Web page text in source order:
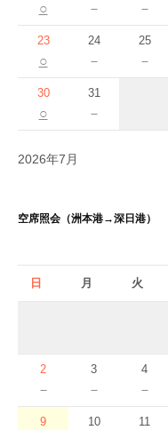
○ － －
23
○
24
－
25
－
30
○
31
－
2026年7月
空席照会（洲本港→深日港）
日 月 火
2
－
3
－
4
－
9 10 11